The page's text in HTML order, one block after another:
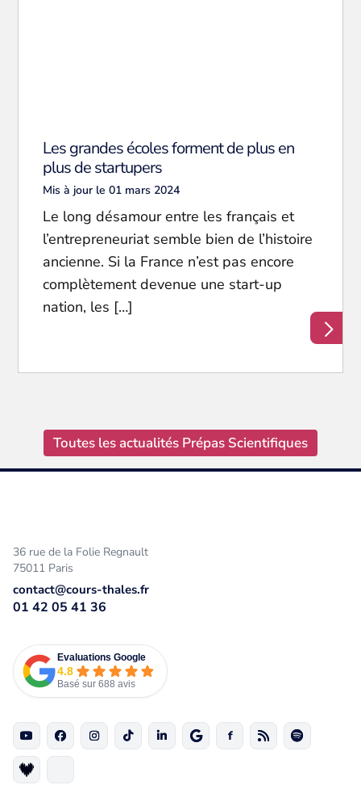
Les grandes écoles forment de plus en
plus de startupers
Mis à jour le 01 mars 2024
Le long désamour entre les français et
l’entrepreneuriat semble bien de l’histoire
ancienne. Si la France n’est pas encore
complètement devenue une start-up
nation, les […]
Toutes les actualités Prépas Scientifiques
36 rue de la Folie Regnault
75011 Paris
contact@cours-thales.fr
01 42 05 41 36
Evaluations Google
4.8
Basé sur 688 avis